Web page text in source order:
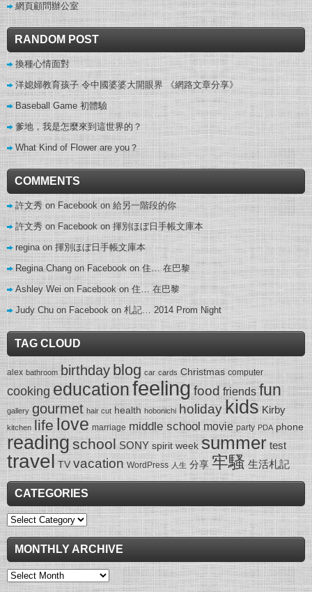
網頁顧問辦公室
RANDOM POST
換種心情面對
洋媳婦教育孩子 令中國婆婆大開眼界 《網路文章分享》
Baseball Game 初體驗
爹地，我是怎麼來到這世界的？
What Kind of Flower are you？
COMMENTS
許文秀 on Facebookon給另一階段的你
許文秀 on Facebookon揮別ほぼ日手帳文庫本
reginaon揮別ほぼ日手帳文庫本
Regina Chang on Facebookon住… 在巴黎
Ashley Wei on Facebookon住… 在巴黎
Judy Chu on Facebook on 札記… 2014 Prom Night
TAG CLOUD
alex bathroom birthday blog car cards Christmas computer
cooking educationfeeling food friends fun
gallery gourmet hair cut health hobonichi holidaykids Kirby
kitchen lifelove marriage middle school movie party PDA phone
readingschool SONY spirit week summer test
travel TV vacation WordPress 人生 分享 牢騷 生活札記
CATEGORIES
Categories
MONTHLY ARCHIVE
Monthly
Archive